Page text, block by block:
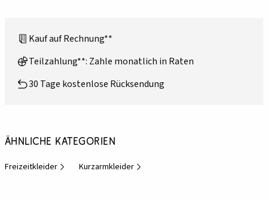
Kauf auf Rechnung**
Teilzahlung**: Zahle monatlich in Raten
30 Tage kostenlose Rücksendung
Ähnliche Kategorien
Freizeitkleider Kurzarmkleider